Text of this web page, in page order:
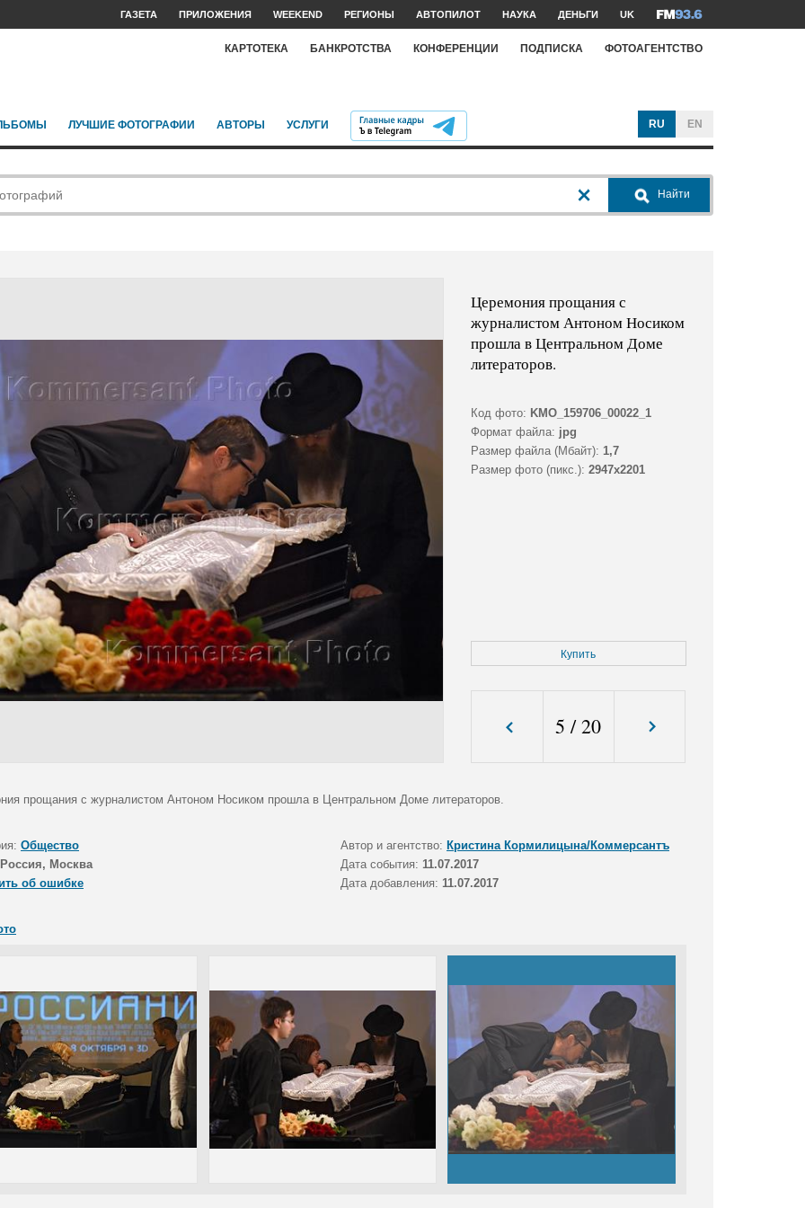
ГАЗЕТА ПРИЛОЖЕНИЯ WEEKEND РЕГИОНЫ АВТОПИЛОТ НАУКА ДЕНЬГИ UK
КАРТОТЕКА БАНКРОТСТВА КОНФЕРЕНЦИИ ПОДПИСКА ФОТОАГЕНТСТВО
ЛУЧШИЕ ФОТОГРАФИИ АВТОРЫ УСЛУГИ RU EN
Найти
Церемония прощания с
журналистом Антоном Носиком
прошла в Центральном Доме
литераторов.
Код фото: KMO_159706_00022_1
Формат файла: jpg
Размер файла (Мбайт): 1,7
Размер фото (пикс.): 2947x2201
Купить
5 /20
прощания с журналистом Антоном Носиком прошла в Центральном Доме литераторов.
Общество Автор и агентство: Кристина Кормилицына/Коммерсантъ
Россия, Москва Дата события: 11.07.2017
об ошибке
Дата добавления: 11.07.2017